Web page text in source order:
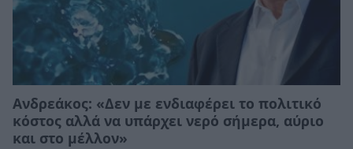
Ανδρεάκος: «Δεν με ενδιαφέρει το πολιτικό
κόστος αλλά να υπάρχει νερό σήμερα, αύριο
και στο μέλλον»